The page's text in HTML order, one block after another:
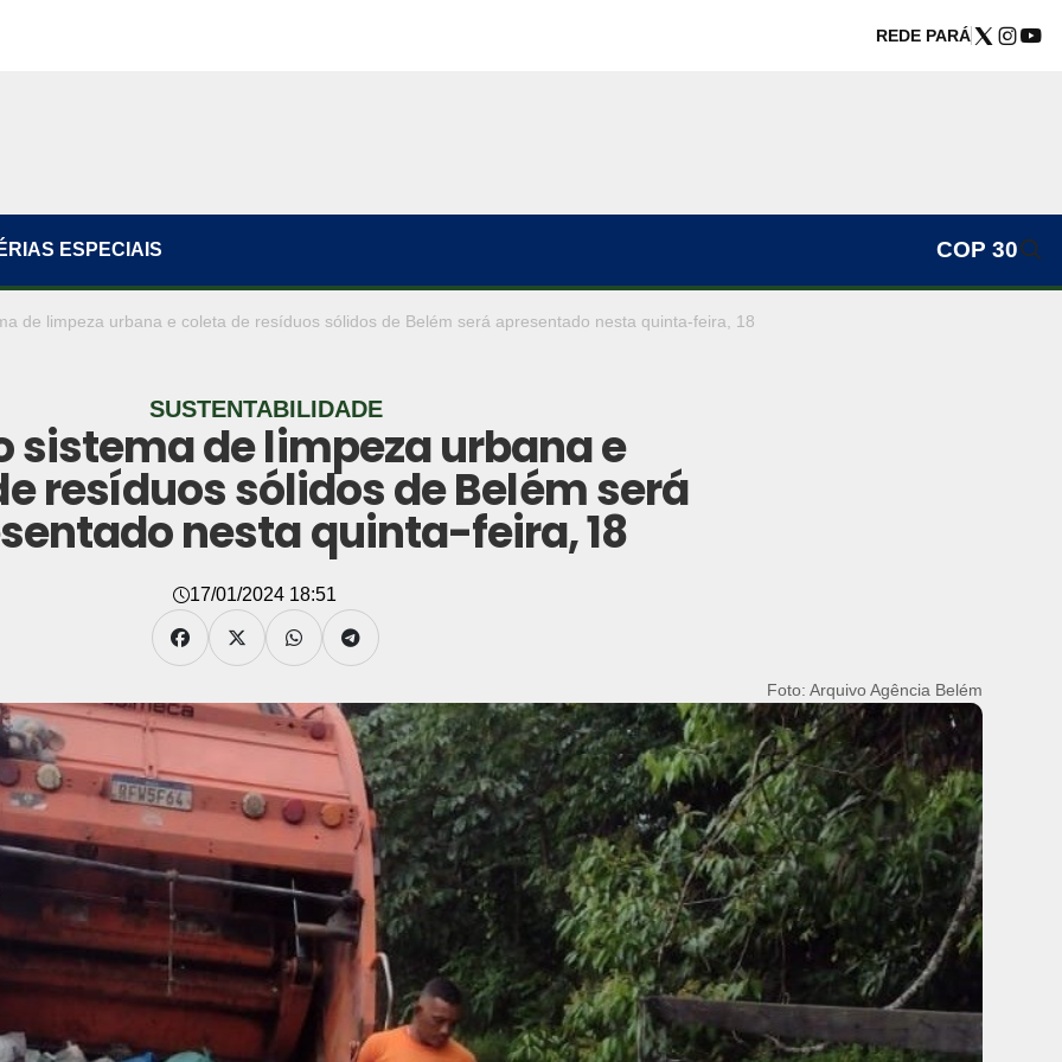
REDE PARÁ
ESPECIAIS COP 30
de limpeza urbana e coleta de resíduos sólidos de Belém será apresentado nesta quinta-feira, 18
SUSTENTABILIDADE
sistema de limpeza urbana e
resíduos sólidos de Belém será
nesta quinta-feira, 18
17/01/2024 18:51
Foto: Arquivo Agência Belém